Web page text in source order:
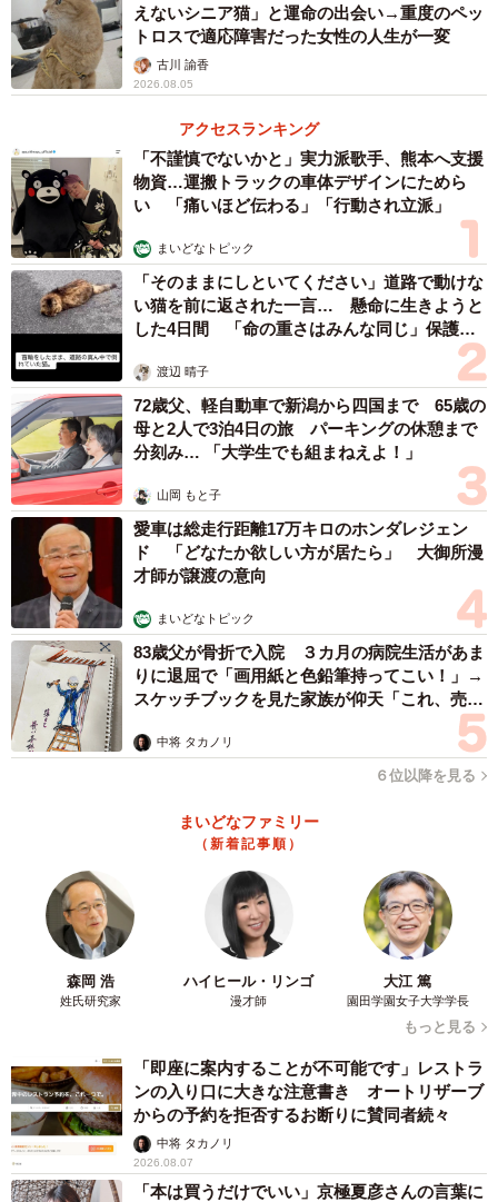
子猫ながらも性格が出ている？＝a_necotaroさん提供
Aさんは幼少期に犬を飼っていて、大人になってからも動物
プの存在には疑問を感じていたため、生体をペットショッ
プから購入しようとは思わなかった。
「お迎え自体は考えていたため、保護犬猫の里親募集を見
ていた矢先、子猫たちに出会いました」
人生が180度変わった
5/6
ぴったりくっつく仲良しさん＝a_necotaroさん提供
Aさんは、当初、4匹の子猫を保護した。
「今、我が家にいる3匹は、保護当時も比較的元気でした。
猫風邪で目や鼻がぐしゅぐしゅ、見た目的にはややボロボ
ロ感があったものの、ミルクもよく飲み、よく鳴き、迎え
た日から今日までずっと元気でいてくれています。もう1匹
いた子は保護した時点でミルクも飲まず、ほとんど動かず
亡くなってしまいました」
えないシニア猫」と運命の出会い→重度のペッ
トロスで適応障害だった女性の人生が一変
古川 諭香
2026.08.05
アクセスランキング
「不謹慎でないかと」実力派歌手、熊本へ支援
物資…運搬トラックの車体デザインにためら
い 「痛いほど伝わる」「行動され立派」
まいどなトピック
「そのままにしといてください」道路で動けな
い猫を前に返された一言… 懸命に生きようと
した4日間 「命の重さはみんな同じ」保護団
渡辺 晴子
72歳父、軽自動車で新潟から四国まで 65歳の
母と2人で3泊4日の旅 パーキングの休憩まで
分刻み… 「大学生でも組まねえよ！」
山岡 もと子
愛車は総走行距離17万キロのホンダレジェン
ド 「どなたか欲しい方が居たら」 大御所漫
才師が譲渡の意向
まいどなトピック
83歳父が骨折で入院 ３カ月の病院生活があま
りに退屈で「画用紙と色鉛筆持ってこい！」→
スケッチブックを見た家族が仰天「これ、売れ
中将 タカノリ
６位以降を見る
まいどなファミリー
（新着記事順）
森岡 浩
姓氏研究家
ハイヒール・リンゴ
漫才師
大江 篤
園田学園女子大学学長
もっと見る
「即座に案内することが不可能です」レストラ
ンの入り口に大きな注意書き オートリザーブ
からの予約を拒否するお断りに賛同者続々
中将 タカノリ
2026.08.07
「本は買うだけでいい」京極夏彦さんの言葉に